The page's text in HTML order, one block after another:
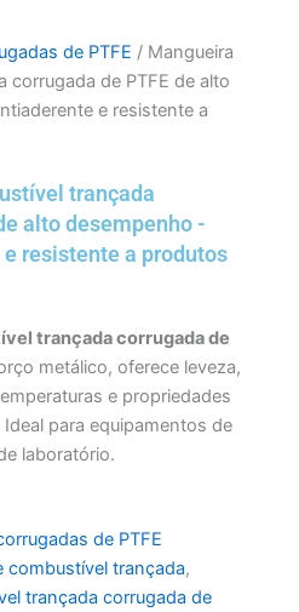
de PTFE / Mangueira
corrugada de PTFE de alto
e resistente a
trançada
alto desempenho -
resistente a produtos
trançada corrugada de
metálico, oferece leveza,
e propriedades
para equipamentos de
laboratório.
de PTFE
combustível trançada,
trançada corrugada de